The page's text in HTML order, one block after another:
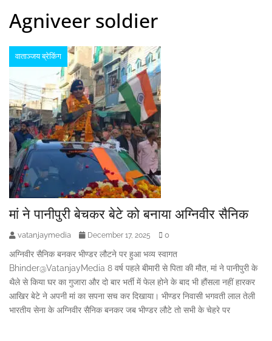
Agniveer soldier
वाताञ्जय ब्रेकिंग
मां ने पानीपुरी बेचकर बेटे को बनाया अग्निवीर सैनिक
vatanjaymedia December 17, 2025 0
अग्निवीर सैनिक बनकर भीण्डर लौटने पर हुआ भव्य स्वागत
Bhinder@VatanjayMedia 8 वर्ष पहले बीमारी से पिता की मौत, मां ने पानीपुरी के
थैले से किया घर का गुजारा और दो बार भर्ती में फेल होने के बाद भी हौंसला नहीं हारकर
आखिर बेटे ने अपनी मां का सपना सच कर दिखाया। भीण्डर निवासी भगवती लाल तेली
भारतीय सेना के अग्निवीर सैनिक बनकर जब भीण्डर लौटे तो सभी के चेहरे पर